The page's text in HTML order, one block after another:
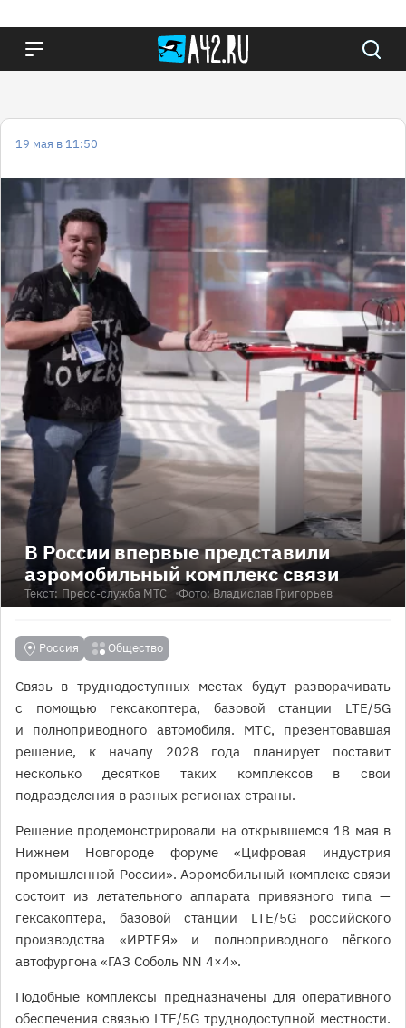
19 мая в 11:50
В России впервые представили
аэромобильный комплекс связи
Текст: Пресс-служба МТС Фото: Владислав Григорьев
Россия Общество
Связь в труднодоступных местах будут разворачивать
с помощью гексакоптера, базовой станции LTE/5G
и полноприводного автомобиля. МТС, презентовавшая
решение, к началу 2028 года планирует поставит
несколько десятков таких комплексов в свои
подразделения в разных регионах страны.
Решение продемонстрировали на открывшемся 18 мая в
Нижнем Новгороде форуме «Цифровая индустрия
промышленной России». Аэромобильный комплекс связи
состоит из летательного аппарата привязного типа —
гексакоптера, базовой станции LTE/5G российского
производства «ИРТЕЯ» и полноприводного лёгкого
автофургона «ГАЗ Соболь NN 4×4».
Подобные комплексы предназначены для оперативного
обеспечения связью LTE/5G труднодоступной местности.